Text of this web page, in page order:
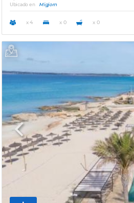
Ubicado en
Migjorn
x 4 x 0 x 0
Previous